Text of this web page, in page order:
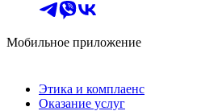
Мобильное приложение
Этика и комплаенс
Оказание услуг